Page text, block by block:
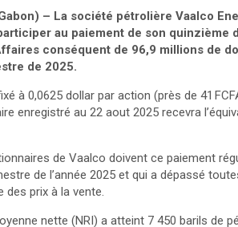
– La société pétrolière Vaalco
au paiement de son
conséquent de 96,9 millions de
de 2025.
à 0,0625 dollar par action (près de 41
enregistré au 22 aout 2025 recevra
de Vaalco doivent ce paiement
de l’année 2025 et qui a dépassé
des prix à la vente.
nette (NRI) a atteint 7 450 barils de